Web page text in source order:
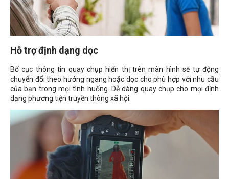
Hỗ trợ định dạng dọc
Bố cục thông tin quay chụp hiển thị trên màn hình sẽ tự động
chuyển đổi theo hướng ngang hoặc dọc cho phù hợp với nhu cầu
của bạn trong mọi tình huống. Dễ dàng quay chụp cho mọi định
dạng phương tiện truyền thông xã hội.